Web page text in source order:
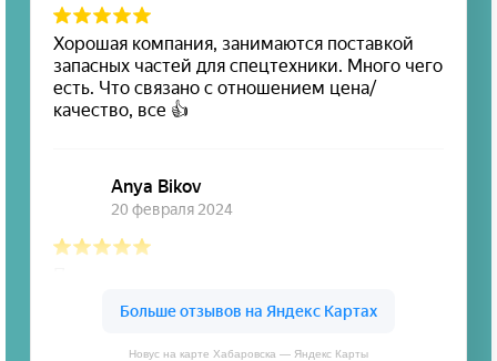
Новус на карте Хабаровска — Яндекс Карты